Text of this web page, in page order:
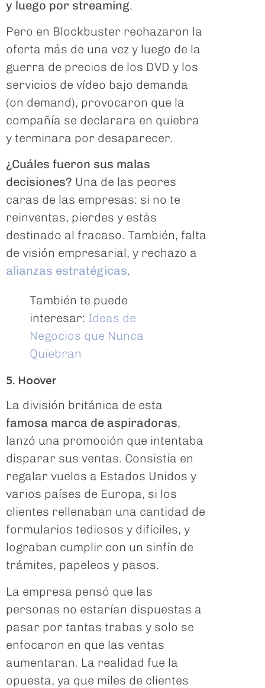
y luego por streaming.
Pero en Blockbuster rechazaron la
oferta más de una vez y luego de la
guerra de precios de los DVD y los
servicios de vídeo bajo demanda
(on demand), provocaron que la
compañía se declarara en quiebra
y terminara por desaparecer.
¿Cuáles fueron sus malas
decisiones? Una de las peores
caras de las empresas: si no te
reinventas, pierdes y estás
destinado al fracaso. También, falta
de visión empresarial, y rechazo a
alianzas estratégicas.
También te puede
interesar: Ideas de
Negocios que Nunca
Quiebran
5. Hoover
La división británica de esta
famosa marca de aspiradoras,
lanzó una promoción que intentaba
disparar sus ventas. Consistía en
regalar vuelos a Estados Unidos y
varios países de Europa, si los
clientes rellenaban una cantidad de
formularios tediosos y difíciles, y
lograban cumplir con un sinfín de
trámites, papeleos y pasos.
La empresa pensó que las
personas no estarían dispuestas a
pasar por tantas trabas y solo se
enfocaron en que las ventas
aumentaran. La realidad fue la
opuesta, ya que miles de clientes